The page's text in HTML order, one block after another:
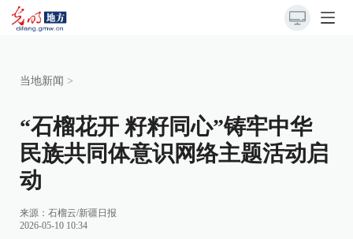
当地新闻 >
“石榴花开 籽籽同心”铸牢中华
民族共同体意识网络主题活动启
动
来源： 石榴云/新疆日报
2026-05-10 10:34